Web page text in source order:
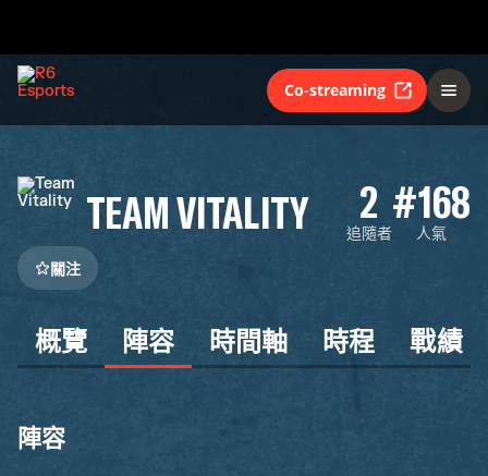
Co-streaming
TEAM VITALITY 2
追隨者
#168
人氣
關注
概覽 陣容 時間軸 時程 戰績
陣容